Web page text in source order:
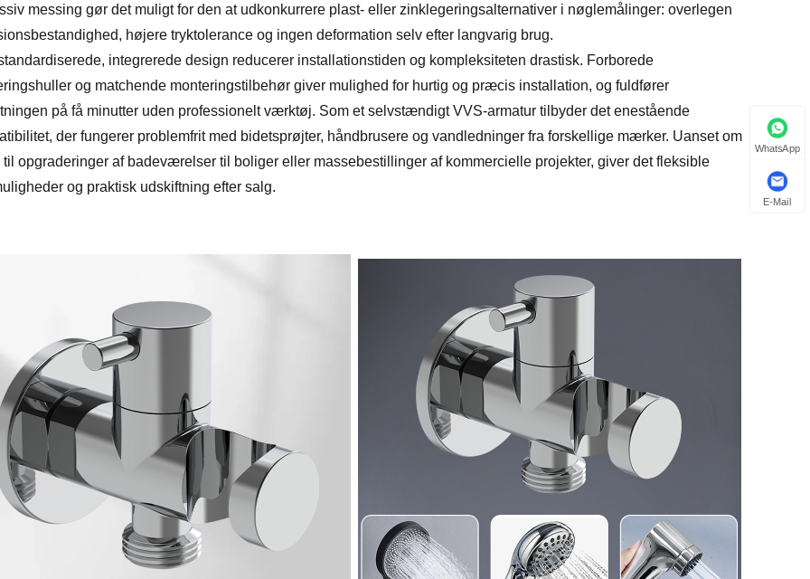
messing gør det muligt for den at udkonkurrere plast- eller zinklegeringsalternativer i nøglemålinger: overlegen
højere tryktolerance og ingen deformation selv efter langvarig brug.
integrerede design reducerer installationstiden og kompleksiteten drastisk. Forborede
og matchende monteringstilbehør giver mulighed for hurtig og præcis installation, og fuldfører
på få minutter uden professionelt værktøj. Som et selvstændigt VVS-armatur tilbyder det enestående
der fungerer problemfrit med bidetsprøjter, håndbrusere og vandledninger fra forskellige mærker. Uanset om
til opgraderinger af badeværelser til boliger eller massebestillinger af kommercielle projekter, giver det fleksible
og praktisk udskiftning efter salg.
WhatsApp
E-Mail